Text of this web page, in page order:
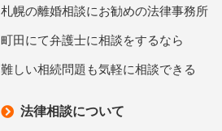
札幌の離婚相談にお勧めの法律事務所
町田にて弁護士に相談をするなら
難しい相続問題も気軽に相談できる
法律相談について